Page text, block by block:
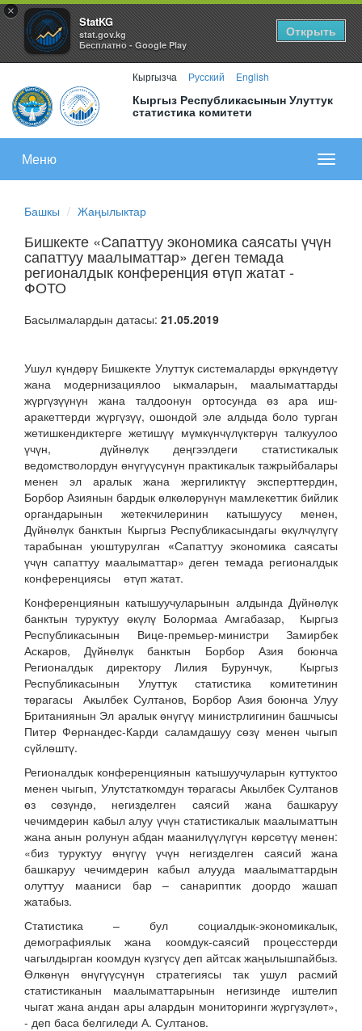
×
StatKG
stat.gov.kg
Бесплатно - Google Play
Открыть
Кыргызча Русский English
Кыргыз Республикасынын Улуттук
статистика комитети
меню
Меню
Башкы Жаңылыктар
Бишкекте «Сапаттуу экономика саясаты үчүн
сапаттуу маалыматтар» деген темада
регионалдык конференция өтүп жатат -
ФОТО
Басылмалардын датасы: 21.05.2019
Ушул күндөрү Бишкекте Улуттук системаларды өркүндөтүү
жана модернизациялоо ыкмаларын, маалыматтарды
жүргүзүүнүн жана талдоонун ортосунда өз ара иш-
аракеттерди жүргүзүү, ошондой эле алдыда боло турган
жетишкендиктерге жетишүү мүмкүнчүлүктөрүн талкуулоо
үчүн, дүйнөлүк деңгээлдеги статистикалык
ведомстволордун өнүгүүсүнүн практикалык тажрыйбалары
менен эл аралык жана жергиликтүү эксперттердин,
Борбор Азиянын бардык өлкөлөрүнүн мамлекеттик бийлик
органдарынын жетекчилеринин катышуусу менен,
Дүйнөлүк банктын Кыргыз Республикасындагы өкүлчүлүгү
тарабынан уюштурулган «Сапаттуу экономика саясаты
үчүн сапаттуу маалыматтар» деген темада регионалдык
конференциясы өтүп жатат.
Конференциянын катышуучуларынын алдында Дүйнөлүк
банктын туруктуу өкүлү Болормаа Амгабазар, Кыргыз
Республикасынын Вице-премьер-министри Замирбек
Аскаров, Дүйнөлүк банктын Борбор Азия боюнча
Регионалдык директору Лилия Бурунчук, Кыргыз
Республикасынын Улуттук статистика комитетинин
төрагасы Акылбек Султанов, Борбор Азия боюнча Улуу
Британиянын Эл аралык өнүгүү министрлигинин башчысы
Питер Фернандес-Карди саламдашуу сөзү менен чыгып
сүйлөштү.
Регионалдык конференциянын катышуучуларын куттуктоо
менен чыгып, Улутстаткомдун төрагасы Акылбек Султанов
өз сөзүндө, негизделген саясий жана башкаруу
чечимдерин кабыл алуу үчүн статистикалык маалыматтын
жана анын ролунун абдан маанилүүлүгүн көрсөтүү менен:
«биз туруктуу өнүгүү үчүн негизделген саясий жана
башкаруу чечимдерин кабыл алууда маалыматтардын
олуттуу мааниси бар – санариптик доордо жашап
жатабыз.
Статистика – бул социалдык-экономикалык,
демографиялык жана коомдук-саясий процесстерди
чагылдырган коомдун күзгүсү деп айтсак жаңылышпайбыз.
Өлкөнүн өнүгүүсүнүн стратегиясы так ушул расмий
статистиканын маалыматтарынын негизинде иштелип
чыгат жана андан ары алардын мониторинги жүргүзүлөт»,
- деп баса белгиледи А. Султанов.